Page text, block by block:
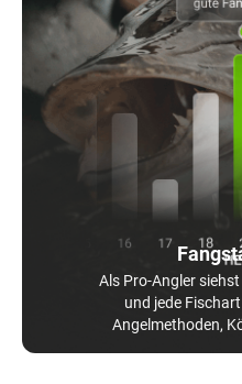
Als Pro-Angler
und jede
Angelmethoden,